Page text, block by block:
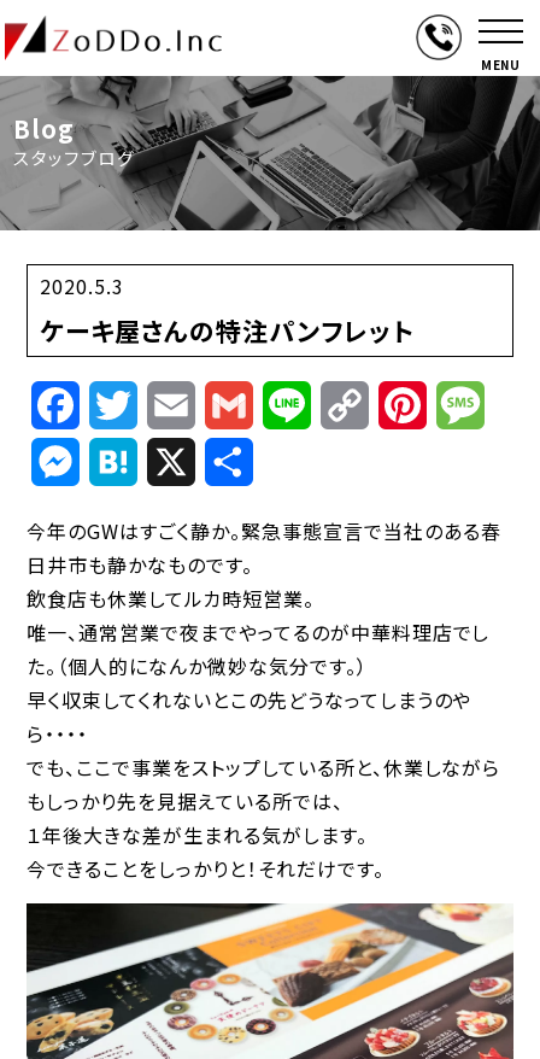
MENU
Blog
スタッフブログ
2020.5.3
ケーキ屋さんの特注パンフレット
FacebookTwitterEmail Gmail Line
Copy
Link
Pinterest
Messenger
Hatena
今年のGWはすごく静か。緊急事態宣言で当社のある春
日井市も静かなものです。
飲食店も休業してルカ時短営業。
唯一、通常営業で夜までやってるのが中華料理店でし
た。（個人的になんか微妙な気分です。）
早く収束してくれないとこの先どうなってしまうのや
ら・・・・
でも、ここで事業をストップしている所と、休業しながら
もしっかり先を見据えている所では、
１年後大きな差が生まれる気がします。
今できることをしっかりと！それだけです。